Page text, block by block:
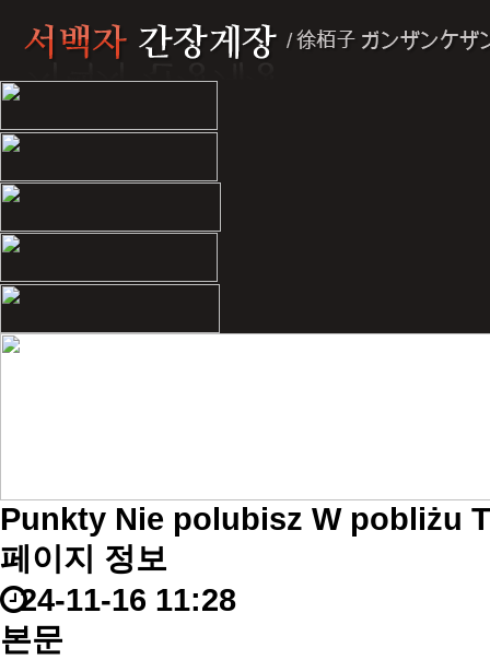
Punkty Nie polubisz W pobliżu
페이지 정보
24-11-16 11:28
본문